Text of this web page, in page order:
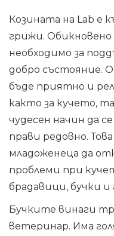
Козината на Lab е
грижи. Обикновено
необходимо за
добро състояние.
бъде приятно и
както за кучето,
чудесен начин да
прави редовно.
младоженеца да
проблеми при
брадавици, бучки
Бучките винаги
ветеринар. Има